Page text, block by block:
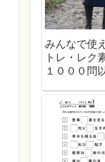
みんなで使
トレ・レク
１０００問